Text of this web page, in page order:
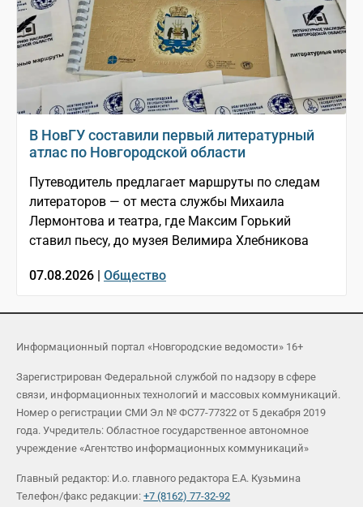
В НовГУ составили первый литературный
атлас по Новгородской области
Путеводитель предлагает маршруты по следам
литераторов — от места службы Михаила
Лермонтова и театра, где Максим Горький
ставил пьесу, до музея Велимира Хлебникова
07.08.2026 | Общество
Информационный портал «Новгородские ведомости» 16+
Зарегистрирован Федеральной службой по надзору в сфере
связи, информационных технологий и массовых коммуникаций.
Номер о регистрации СМИ Эл № ФС77-77322 от 5 декабря 2019
года. Учредитель: Областное государственное автономное
учреждение «Агентство информационных коммуникаций»
Главный редактор: И.о. главного редактора Е.А. Кузьмина
Телефон/факс редакции: +7 (8162) 77-32-92